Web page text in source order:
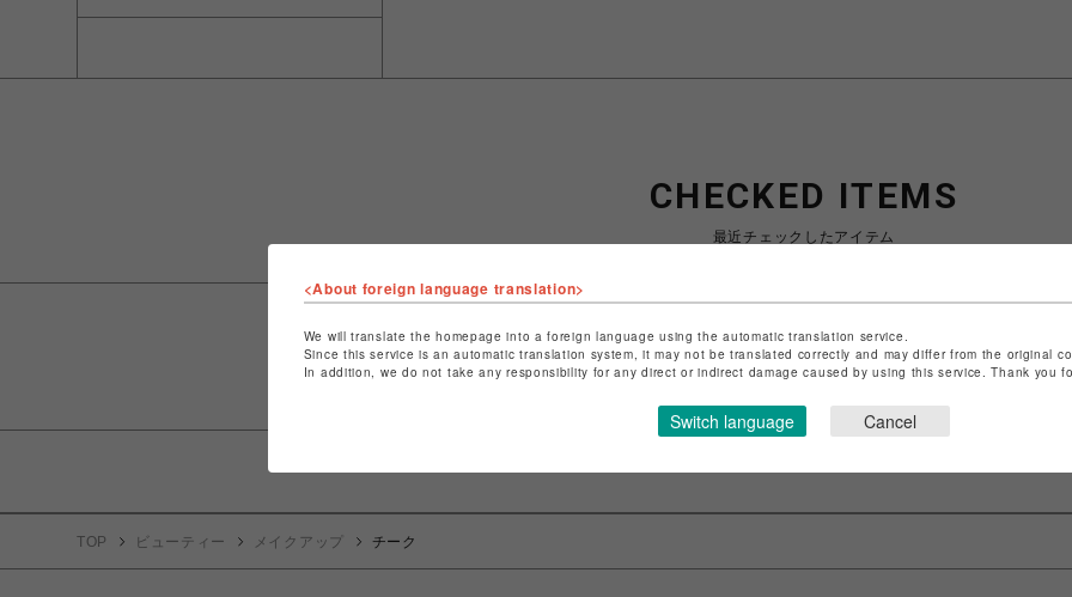
CHECKED ITEMS
最近チェックしたアイテム
最近見た商品がありません。
TOP ビューティー メイクアップ チーク
<About foreign language translation>
We will translate the homepage into a foreign language using the automatic translation service.
Since this service is an automatic translation system, it may not be translated correctly and may differ from the original
In addition, we do not take any responsibility for any direct or indirect damage caused by using this service. Thank you
Switch language Cancel